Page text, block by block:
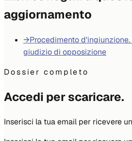
aggiornamento
→Procedimento
giudizio di opposizione
Dossier completo
Accedi per scaricare.
Inserisci la tua email per ricevere